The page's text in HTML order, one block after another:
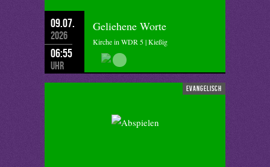
09.07.
2026
06:55
Uhr
Geliehene Worte
Kirche in WDR 5 | Kießig
evangelisch